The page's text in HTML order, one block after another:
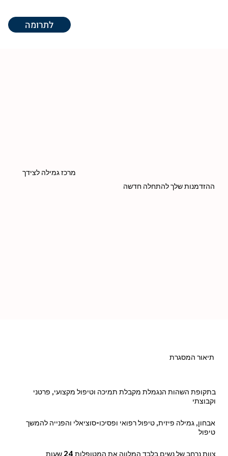
לתרומה
תיאור המסגרת
בתקופת השהות הנגמלת מקבלת תמיכה וטיפול מקצועי, פרטני
וקבוצתי
צוות נרחב של נשים בלבד המלווה את המטופלות 24 שעות
אבחון, גמילה פיזית, טיפול רפואי ופסיכו-סוציאלי והפנייה להמשך
טיפול
מרכז גמילה לצידך
ההזדמנות שלך להתחלה חדשה